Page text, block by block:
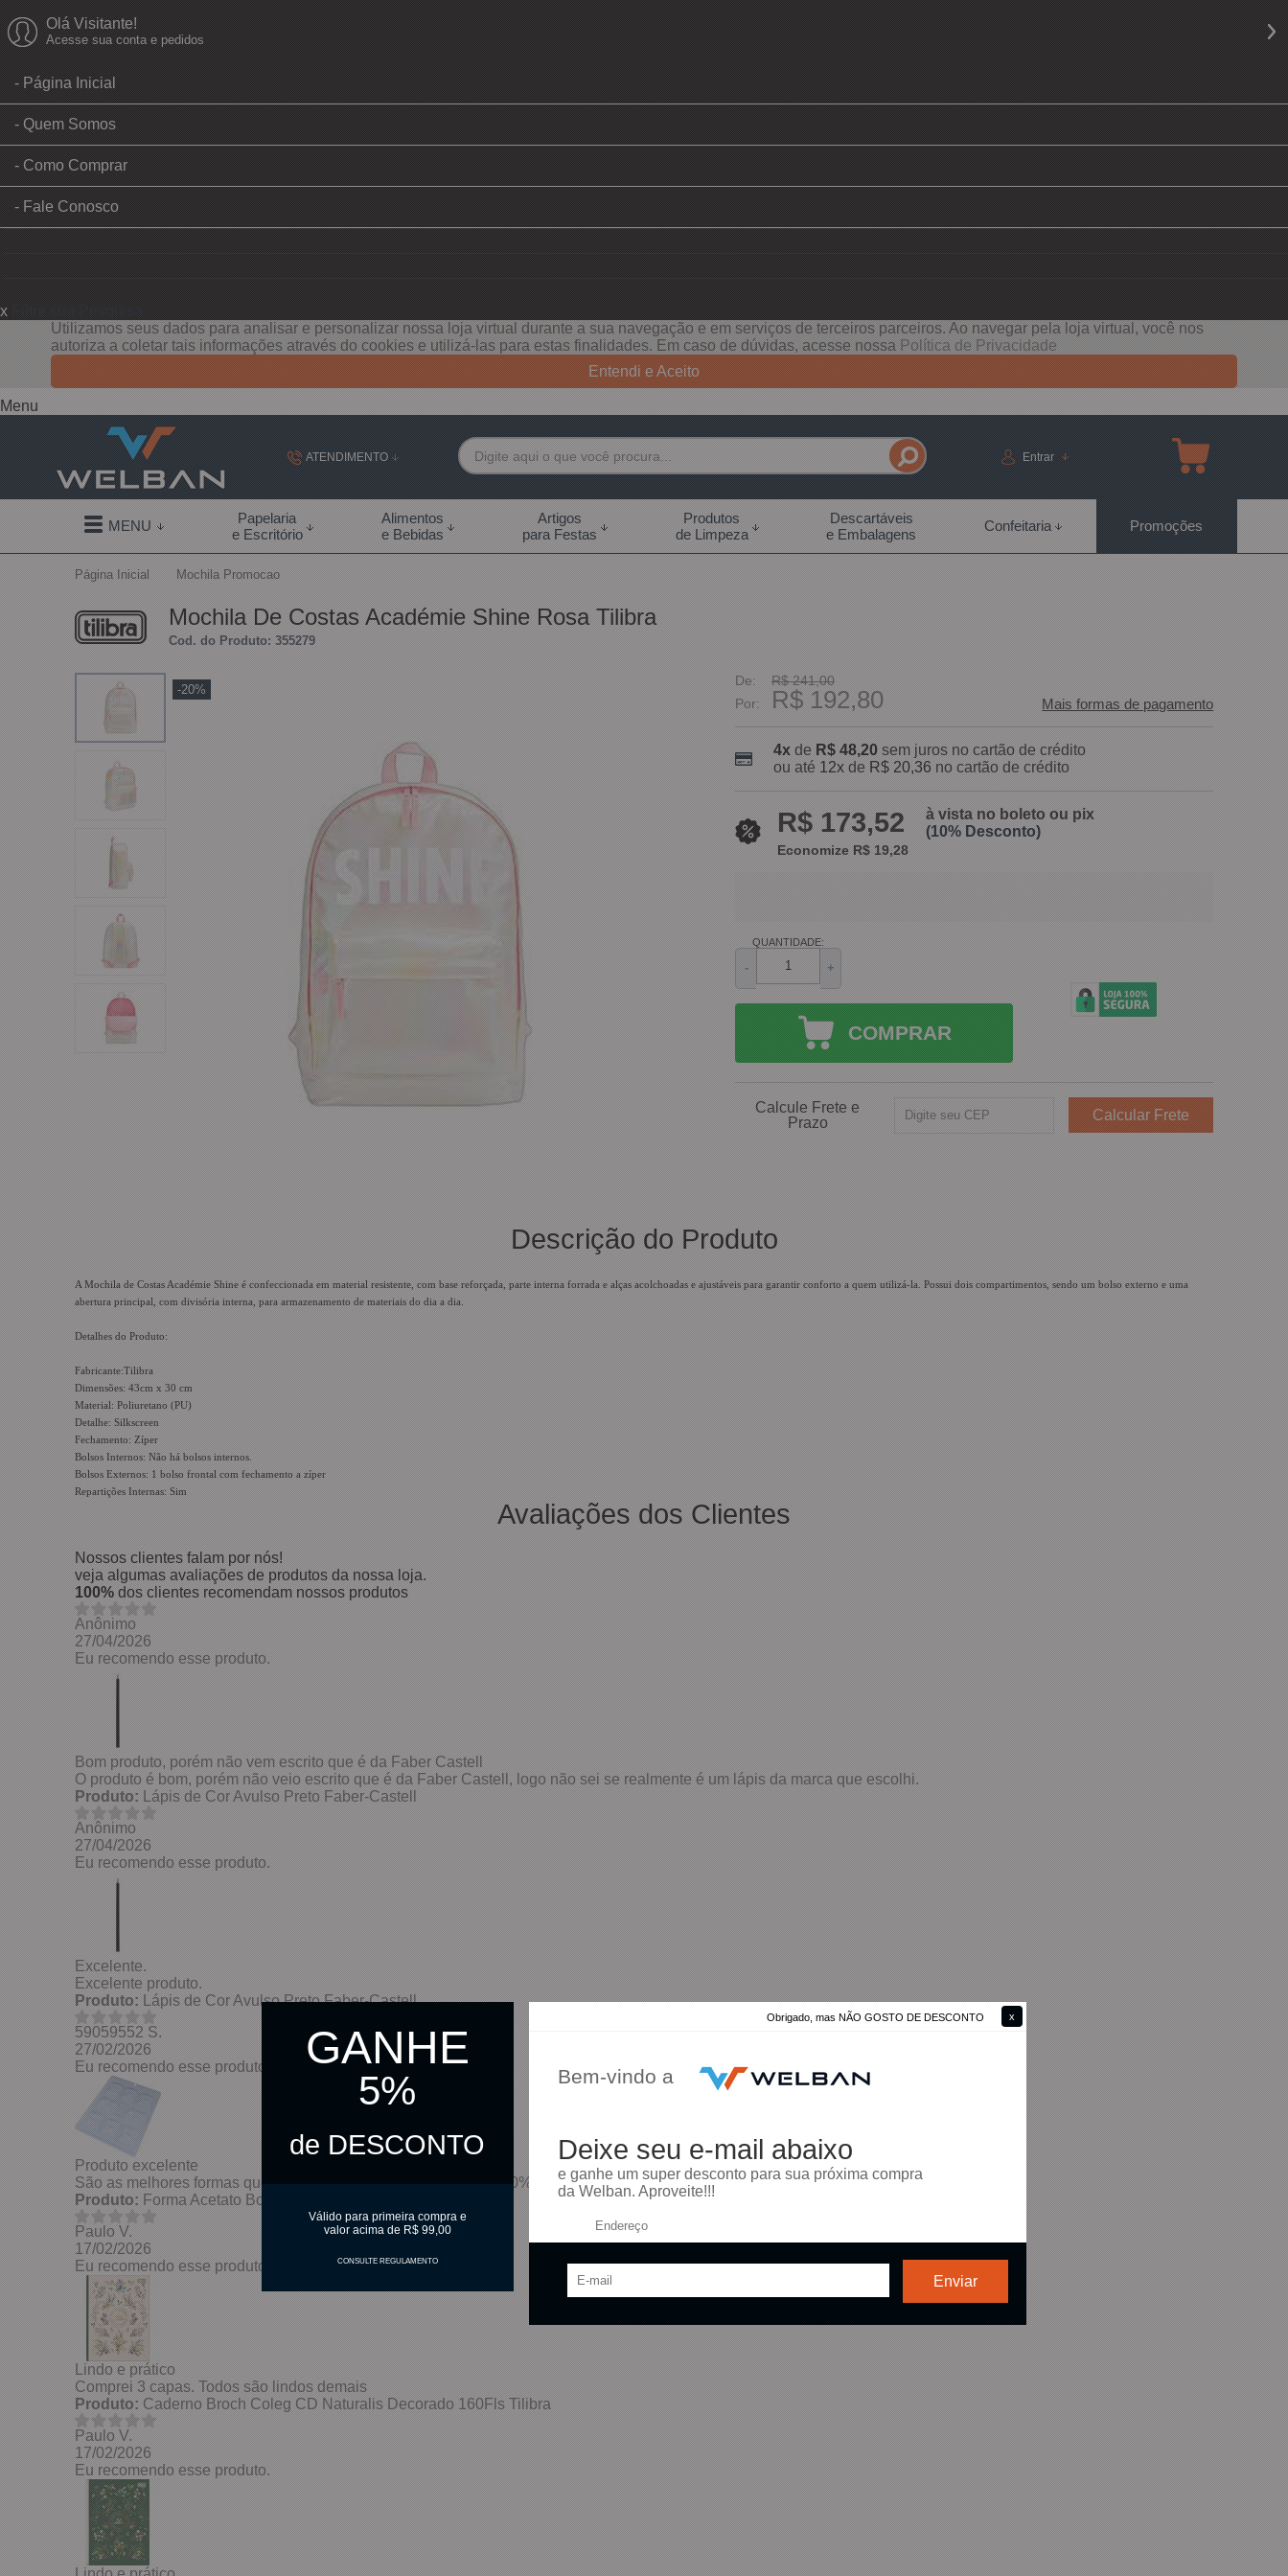
Olá Visitante!
Acesse sua conta e pedidos
Página Inicial
Quem Somos
Como Comprar
Fale Conosco
x Filtre sua Pesquisa:
Utilizamos seus dados para analisar e personalizar nossa loja virtual durante a sua navegação e em serviços de terceiros parceiros. Ao navegar pela loja virtual, você nos
autoriza a coletar tais informações através do cookies e utilizá-las para estas finalidades. Em caso de dúvidas, acesse nossaPolítica de Privacidade
Entendi e Aceito
Obrigado, mas NÃO GOSTO DE DESCONTO
GANHE
5%
de DESCONTO
Válido para primeira compra e
valor acima de R$ 99,00
CONSULTE REGULAMENTO
Bem-vindo a
Deixe seu e-mail abaixo
e ganhe um super desconto para sua próxima compra
da Welban. Aproveite!!!
Endereço:
Menu
ATENDIMENTO
(19) 99855-7892
(19) 99855-7892
contato@welban.com.br
Segunda à sexta - 08:30h às 18:00h Sábados -
09:00h às 14:00h
Entrar
MENU
Papelaria
e Escritório
Alimentos
e Bebidas
Artigos
para Festas
Produtos
de Limpeza
Descartáveis
e Embalagens
Confeitaria Promoções
Página Inicial Mochila Promocao
Mochila De Costas Académie Shine Rosa Tilibra
Cod. do Produto: 355279
-20%
De:
R$ 241,00
Por:
R$ 192,80 Mais formas de pagamento
4xdeR$ 48,20 sem juros no cartão de crédito
ou até12xdeR$ 20,36no cartão de crédito
R$ 173,52
à vista no boleto ou pix
(10% Desconto)
Economize R$ 19,28
QUANTIDADE:
- +
COMPRAR
Calcule Frete e
Prazo
Descrição do Produto
A Mochila de Costas Académie Shine é confeccionada em material resistente, com base reforçada, parte interna forrada e alças acolchoadas e ajustáveis para garantir conforto a quem utilizá-la. Possui dois compartimentos, sendo um bolso externo e uma
abertura principal, com divisória interna, para armazenamento de materiais do dia a dia.
Detalhes do Produto:
Fabricante:Tilibra
Dimensões: 43cm x 30 cm
Material: Poliuretano (PU)
Detalhe: Silkscreen
Fechamento: Zíper
Bolsos Internos: Não há bolsos internos.
Bolsos Externos: 1 bolso frontal com fechamento a zíper
Repartições Internas: Sim
Avaliações dos Clientes
Nossos clientes falam por nós!
veja algumas avaliações de produtos da nossa loja.
100% dos clientes recomendam nossos produtos
Anônimo
27/04/2026
Eu recomendo esse produto.
Bom produto, porém não vem escrito que é da Faber Castell
O produto é bom, porém não veio escrito que é da Faber Castell, logo não sei se realmente é um lápis da marca que escolhi.
Produto:Lápis de Cor Avulso Preto Faber-Castell
Anônimo
27/04/2026
Eu recomendo esse produto.
Excelente.
Excelente produto.
Produto:Lápis de Cor Avulso Preto Faber-Castell
59059552 S.
27/02/2026
Eu recomendo esse produto.
Produto excelente
São as melhores formas que existem no mercado. Qualidade 100%
Produto:Forma Acetato Bombom Carrinhos Cód.720 BWB
Paulo V.
17/02/2026
Eu recomendo esse produto.
Lindo e prático
Comprei 3 capas. Todos são lindos demais
Produto:Caderno Broch Coleg CD Naturalis Decorado 160Fls Tilibra
Paulo V.
17/02/2026
Eu recomendo esse produto.